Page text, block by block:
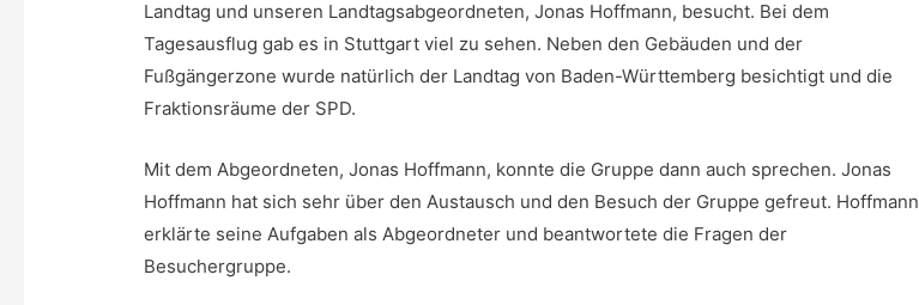
Landtag und unseren Landtagsabgeordneten, Jonas Hoffmann, besucht. Bei dem
Tagesausflug gab es in Stuttgart viel zu sehen. Neben den Gebäuden und der
Fußgängerzone wurde natürlich der Landtag von Baden-Württemberg besichtigt und die
Fraktionsräume der SPD.
Mit dem Abgeordneten, Jonas Hoffmann, konnte die Gruppe dann auch sprechen. Jonas
Hoffmann hat sich sehr über den Austausch und den Besuch der Gruppe gefreut. Hoffmann
erklärte seine Aufgaben als Abgeordneter und beantwortete die Fragen der
Besuchergruppe.